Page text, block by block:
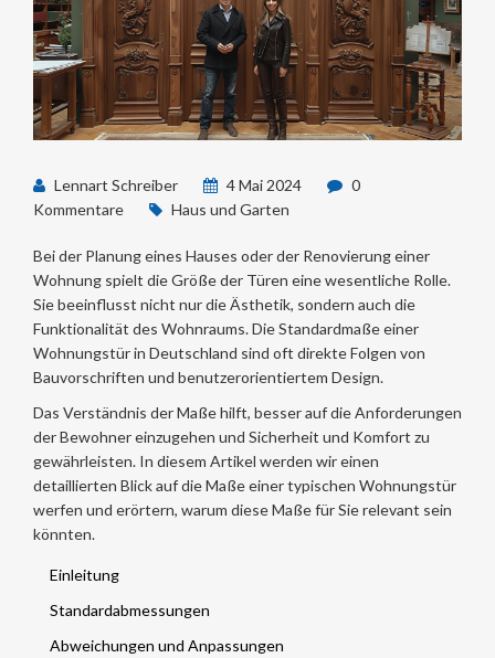
Lennart Schreiber 4 Mai 2024
0
Kommentare
Haus und Garten
Bei der Planung eines Hauses oder der Renovierung einer
Wohnung spielt die Größe der Türen eine wesentliche Rolle.
Sie beeinflusst nicht nur die Ästhetik, sondern auch die
Funktionalität des Wohnraums. Die Standardmaße einer
Wohnungstür in Deutschland sind oft direkte Folgen von
Bauvorschriften und benutzerorientiertem Design.
Das Verständnis der Maße hilft, besser auf die Anforderungen
der Bewohner einzugehen und Sicherheit und Komfort zu
gewährleisten. In diesem Artikel werden wir einen
detaillierten Blick auf die Maße einer typischen Wohnungstür
werfen und erörtern, warum diese Maße für Sie relevant sein
könnten.
Einleitung
Standardabmessungen
Abweichungen und Anpassungen